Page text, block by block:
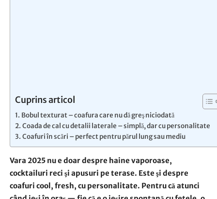
Cuprins articol
Bobul texturat – coafura care nu dă greş niciodată
Coada de cal cu detalii laterale – simplă, dar cu personalitate
Coafuri în scări – perfect pentru părul lung sau mediu
Vara 2025 nu e doar despre haine vaporoase,
cocktailuri reci şi apusuri pe terase. Este şi despre
coafuri cool, fresh, cu personalitate. Pentru că atunci